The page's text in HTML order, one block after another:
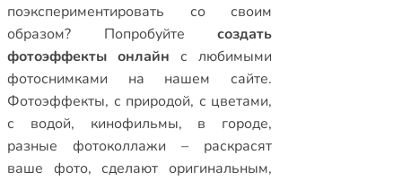
поэкспериментировать со своим
образом? Попробуйтесоздать
фотоэффекты онлайн с любимыми
фотоснимками на нашем сайте.
Фотоэффекты, с природой, с цветами,
с водой, кинофильмы, в городе,
разные фотоколлажи – раскрасят
ваше фото, сделают оригинальным,